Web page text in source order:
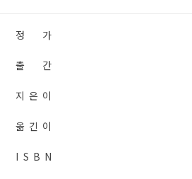
정 가
출 간
지 은 이
옮 긴 이
I S B N